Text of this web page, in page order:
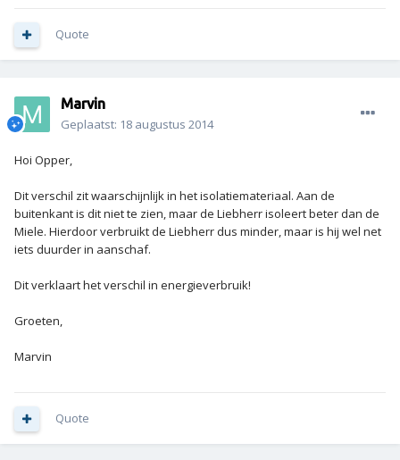
Quote
Marvin
Geplaatst: 18 augustus 2014
Hoi Opper,
Dit verschil zit waarschijnlijk in het isolatiemateriaal. Aan de
buitenkant is dit niet te zien, maar de Liebherr isoleert beter dan de
Miele. Hierdoor verbruikt de Liebherr dus minder, maar is hij wel net
iets duurder in aanschaf.
Dit verklaart het verschil in energieverbruik!
Groeten,
Marvin
Quote